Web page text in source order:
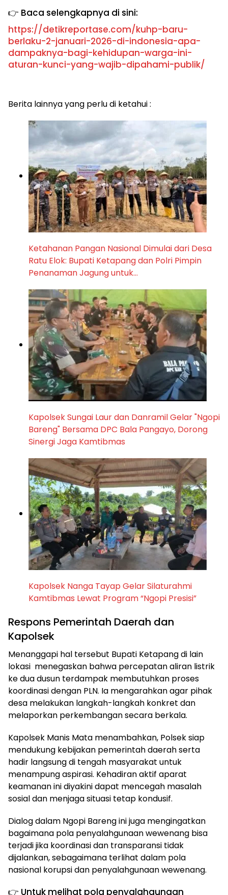
👉 Baca selengkapnya di sini:
https://detikreportase.com/kuhp-baru-
berlaku-2-januari-2026-di-indonesia-apa-
dampaknya-bagi-kehidupan-warga-ini-
aturan-kunci-yang-wajib-dipahami-publik/
Berita lainnya yang perlu di ketahui :
Ketahanan Pangan Nasional Dimulai dari Desa
Ratu Elok: Bupati Ketapang dan Polri Pimpin
Penanaman Jagung untuk…
Kapolsek Sungai Laur dan Danramil Gelar "Ngopi
Bareng" Bersama DPC Bala Pangayo, Dorong
Sinergi Jaga Kamtibmas
Kapolsek Nanga Tayap Gelar Silaturahmi
Kamtibmas Lewat Program “Ngopi Presisi”
Respons Pemerintah Daerah dan
Kapolsek
Menanggapi hal tersebut Bupati Ketapang di lain
lokasi menegaskan bahwa percepatan aliran listrik
ke dua dusun terdampak membutuhkan proses
koordinasi dengan PLN. Ia mengarahkan agar pihak
desa melakukan langkah-langkah konkret dan
melaporkan perkembangan secara berkala.
Kapolsek Manis Mata menambahkan, Polsek siap
mendukung kebijakan pemerintah daerah serta
hadir langsung di tengah masyarakat untuk
menampung aspirasi. Kehadiran aktif aparat
keamanan ini diyakini dapat mencegah masalah
sosial dan menjaga situasi tetap kondusif.
Dialog dalam Ngopi Bareng ini juga mengingatkan
bagaimana pola penyalahgunaan wewenang bisa
terjadi jika koordinasi dan transparansi tidak
dijalankan, sebagaimana terlihat dalam pola
nasional korupsi dan penyalahgunaan wewenang.
👉 Untuk melihat pola penyalahgunaan